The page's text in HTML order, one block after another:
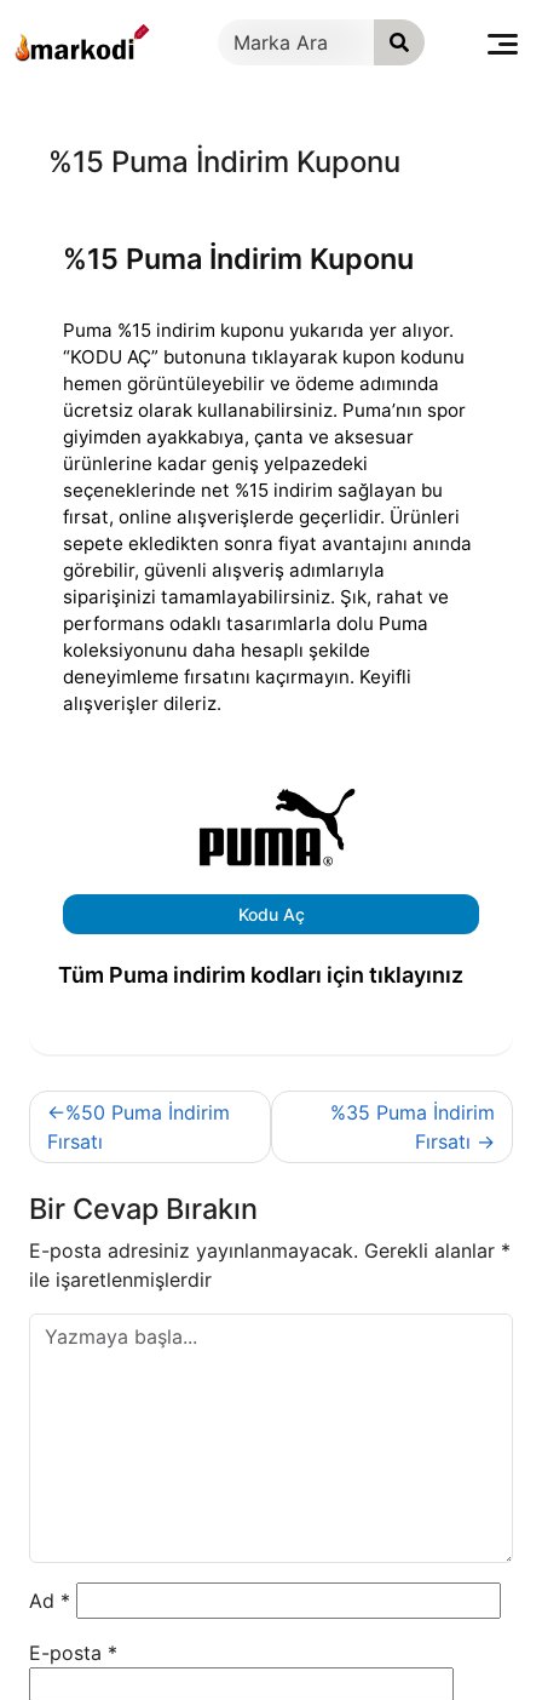
geç
%15 Puma İndirim Kuponu
%15 Puma İndirim Kuponu
Puma %15 indirim kuponu yukarıda yer alıyor.
“KODU AÇ” butonuna tıklayarak kupon kodunu
hemen görüntüleyebilir ve ödeme adımında
ücretsiz olarak kullanabilirsiniz. Puma’nın spor
giyimden ayakkabıya, çanta ve aksesuar
ürünlerine kadar geniş yelpazedeki
seçeneklerinde net %15 indirim sağlayan bu
fırsat, online alışverişlerde geçerlidir. Ürünleri
sepete ekledikten sonra fiyat avantajını anında
görebilir, güvenli alışveriş adımlarıyla
siparişinizi tamamlayabilirsiniz. Şık, rahat ve
performans odaklı tasarımlarla dolu Puma
koleksiyonunu daha hesaplı şekilde
deneyimleme fırsatını kaçırmayın. Keyifli
alışverişler dileriz.
Kodu Aç
Tüm Puma indirim kodları için tıklayınız
Yazı
gezinmesi
%50 Puma İndirim
Fırsatı
%35 Puma İndirim
Fırsatı
Bir Cevap Bırakın
E-posta adresiniz yayınlanmayacak. Gerekli alanlar *
ile işaretlenmişlerdir
Ad *
E-posta *